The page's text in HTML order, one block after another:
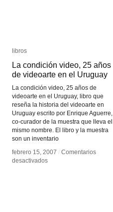
libros
La condición video, 25 años
de videoarte en el Uruguay
La condición video, 25 años de
videoarte en el Uruguay, libro que
reseña la historia del videoarte en
Uruguay escrito por Enrique Aguerre,
co-curador de la muestra que lleva el
mismo nombre. El libro y la muestra
son un inventario
febrero 15, 2007 / Comentarios
desactivadosen
libros
La condición video, 25 años
de videoarte en el Uruguay
febrero 15, 2007 / Comentarios
desactivadosen